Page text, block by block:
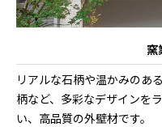
窯
リアルな石柄や温かみのあ
柄など、多彩なデザインを
い、高品質の外壁材です。